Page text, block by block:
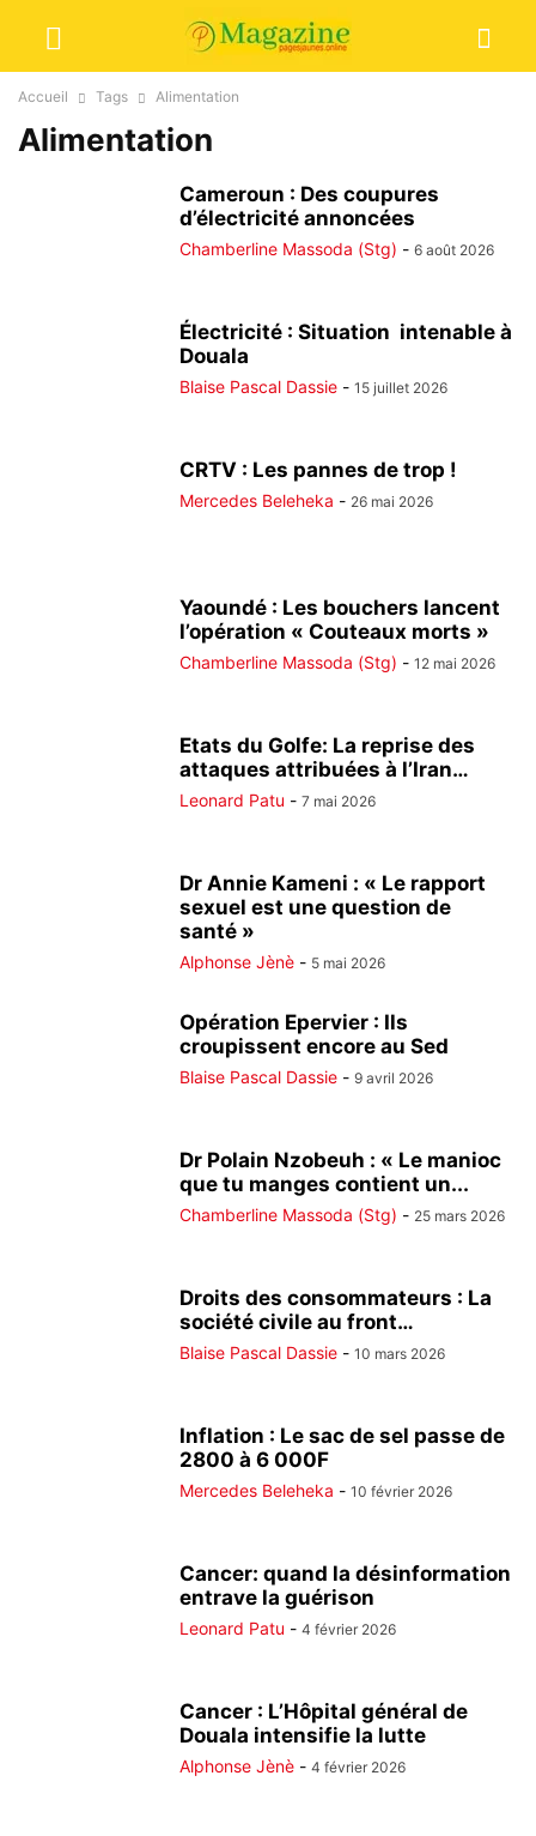
Accueil Tags Alimentation
Alimentation
Cameroun : Des coupures
d’électricité annoncées
Chamberline Massoda (Stg) - 6 août 2026
Électricité : Situation intenable à
Douala
Blaise Pascal Dassie - 15 juillet 2026
CRTV : Les pannes de trop !
Mercedes Beleheka - 26 mai 2026
Yaoundé : Les bouchers lancent
l’opération « Couteaux morts »
Chamberline Massoda (Stg) - 12 mai 2026
Etats du Golfe: La reprise des
attaques attribuées à l’Iran…
Leonard Patu - 7 mai 2026
Dr Annie Kameni : « Le rapport
sexuel est une question de
santé »
Alphonse Jènè - 5 mai 2026
Opération Epervier : Ils
croupissent encore au Sed
Blaise Pascal Dassie - 9 avril 2026
Dr Polain Nzobeuh : « Le manioc
que tu manges contient un...
Chamberline Massoda (Stg) - 25 mars 2026
Droits des consommateurs : La
société civile au front…
Blaise Pascal Dassie - 10 mars 2026
Inflation : Le sac de sel passe de
2800 à 6 000F
Mercedes Beleheka - 10 février 2026
Cancer: quand la désinformation
entrave la guérison
Leonard Patu - 4 février 2026
Cancer : L’Hôpital général de
Douala intensifie la lutte
Alphonse Jènè - 4 février 2026